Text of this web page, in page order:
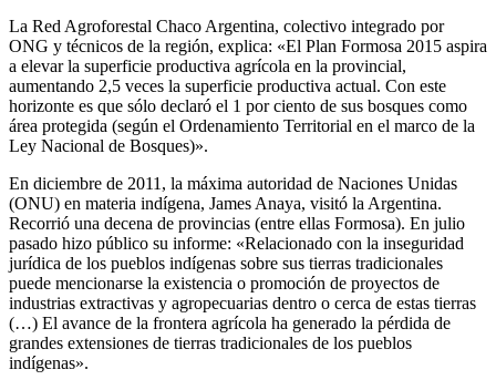
La Red Agroforestal Chaco Argentina, colectivo integrado por
ONG y técnicos de la región, explica: «El Plan Formosa 2015 aspira
a elevar la superficie productiva agrícola en la provincial,
aumentando 2,5 veces la superficie productiva actual. Con este
horizonte es que sólo declaró el 1 por ciento de sus bosques como
área protegida (según el Ordenamiento Territorial en el marco de la
Ley Nacional de Bosques)».
En diciembre de 2011, la máxima autoridad de Naciones Unidas
(ONU) en materia indígena, James Anaya, visitó la Argentina.
Recorrió una decena de provincias (entre ellas Formosa). En julio
pasado hizo público su informe: «Relacionado con la inseguridad
jurídica de los pueblos indígenas sobre sus tierras tradicionales
puede mencionarse la existencia o promoción de proyectos de
industrias extractivas y agropecuarias dentro o cerca de estas tierras
(…) El avance de la frontera agrícola ha generado la pérdida de
grandes extensiones de tierras tradicionales de los pueblos
indígenas».